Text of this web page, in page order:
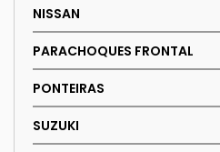
NISSAN
PARACHOQUES FRONTAL
PONTEIRAS
SUZUKI